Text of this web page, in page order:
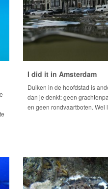
I did it in Amsterdam
Duiken in de hoofdstad is
dan je denkt: geen
en geen rondvaartboten. Wel